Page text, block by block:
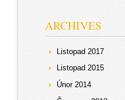
ARCHIVES
Listopad 2017
Listopad 2015
Únor 2014